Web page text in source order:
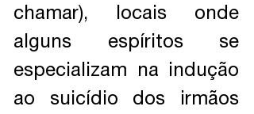
chamar), locais onde
alguns espíritos se
especializam na indução
ao suicídio dos irmãos